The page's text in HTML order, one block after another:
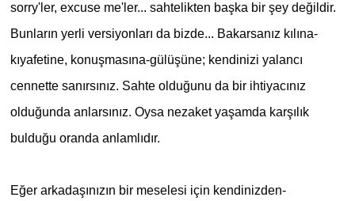
sorry'ler, excuse me'ler... sahtelikten başka bir şey değildir.
Bunların yerli versiyonları da bizde... Bakarsanız kılına-
kıyafetine, konuşmasına-gülüşüne; kendinizi yalancı
cennette sanırsınız. Sahte olduğunu da bir ihtiyacınız
olduğunda anlarsınız. Oysa nezaket yaşamda karşılık
bulduğu oranda anlamlıdır.
Eğer arkadaşınızın bir meselesi için kendinizden-